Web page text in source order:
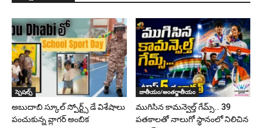
స్పెషల్స్
అబుదాబి స్కూల్ స్పోర్ట్స్ డే విశేషాలు
పంచుకున్న వ్లాగర్ అంబిక
జాతీయం/అంతర్జాతీయం
ముగిసిన కామన్వెల్త్ గేమ్స్‌.. 39
పతకాలతో నాలుగో స్థానంలో నిలిచిన